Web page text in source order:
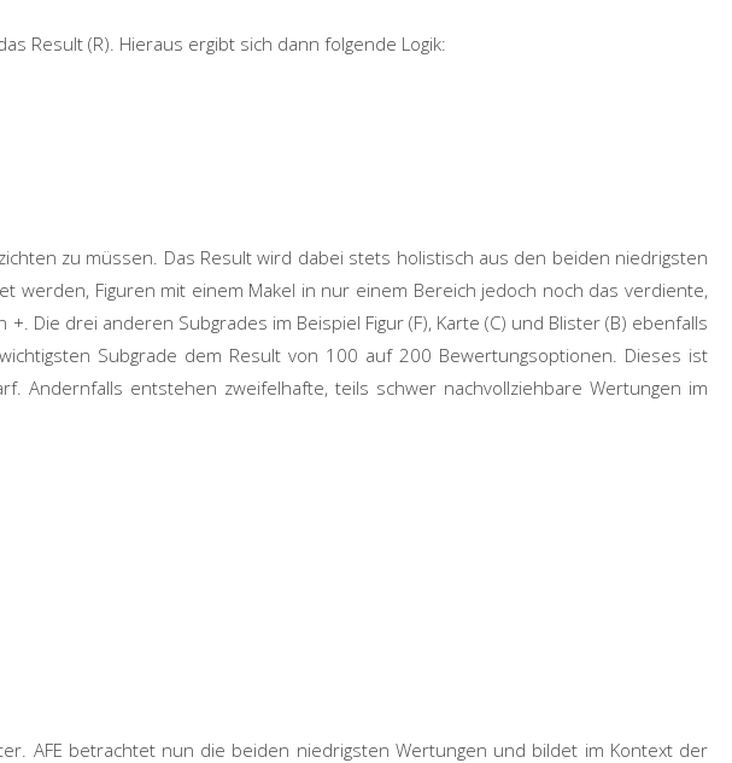
Result (R). Hieraus ergibt sich dann folgende Logik:
zu müssen. Das Result wird dabei stets holistisch aus den beiden niedrigsten
werden, Figuren mit einem Makel in nur einem Bereich jedoch noch das verdiente,
+. Die drei anderen Subgrades im Beispiel Figur (F), Karte (C) und Blister (B) ebenfalls
Subgrade dem Result von 100 auf 200 Bewertungsoptionen. Dieses ist
Andernfalls entstehen zweifelhafte, teils schwer nachvollziehbare Wertungen im
AFE betrachtet nun die beiden niedrigsten Wertungen und bildet im Kontext der